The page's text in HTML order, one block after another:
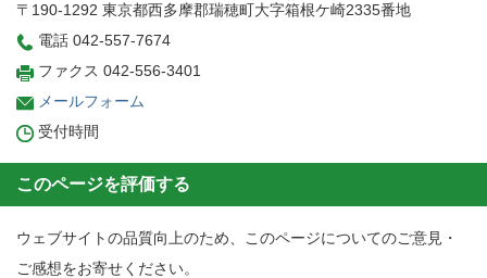
〒190-1292 東京都西多摩郡瑞穂町大字箱根ケ崎2335番地
電話 042-557-7674
ファクス 042-556-3401
メールフォーム
受付時間
このページを評価する
ウェブサイトの品質向上のため、このページについてのご意見・
ご感想をお寄せください。